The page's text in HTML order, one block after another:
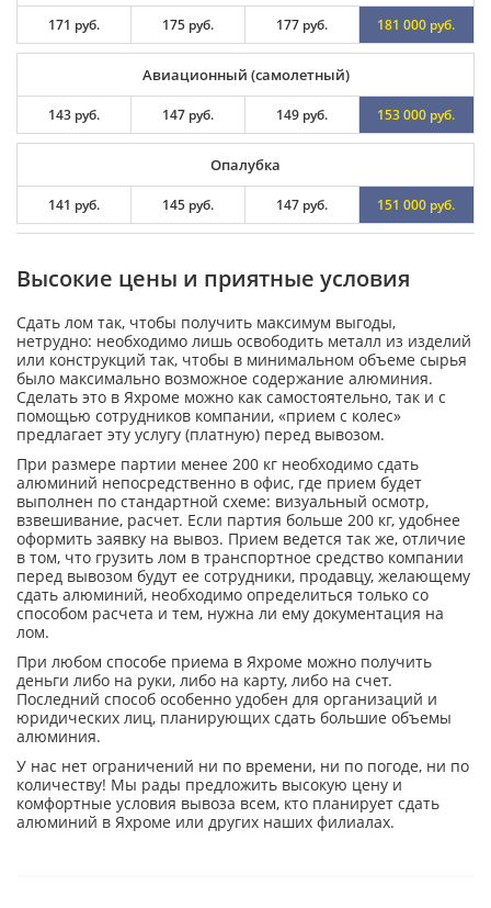
171 руб. 175 руб. 177 руб. 181 000 руб.
Авиационный (самолетный)
143 руб. 147 руб. 149 руб. 153 000 руб.
Опалубка
141 руб. 145 руб. 147 руб. 151 000 руб.
Высокие цены и приятные условия
Сдать лом так, чтобы получить максимум выгоды,
нетрудно: необходимо лишь освободить металл из изделий
или конструкций так, чтобы в минимальном объеме сырья
было максимально возможное содержание алюминия.
Сделать это в Яхроме можно как самостоятельно, так и с
помощью сотрудников компании, «прием с колес»
предлагает эту услугу (платную) перед вывозом.
При размере партии менее 200 кг необходимо сдать
алюминий непосредственно в офис, где прием будет
выполнен по стандартной схеме: визуальный осмотр,
взвешивание, расчет. Если партия больше 200 кг, удобнее
оформить заявку на вывоз. Прием ведется так же, отличие
в том, что грузить лом в транспортное средство компании
перед вывозом будут ее сотрудники, продавцу, желающему
сдать алюминий, необходимо определиться только со
способом расчета и тем, нужна ли ему документация на
лом.
При любом способе приема в Яхроме можно получить
деньги либо на руки, либо на карту, либо на счет.
Последний способ особенно удобен для организаций и
юридических лиц, планирующих сдать большие объемы
алюминия.
У нас нет ограничений ни по времени, ни по погоде, ни по
количеству! Мы рады предложить высокую цену и
комфортные условия вывоза всем, кто планирует сдать
алюминий в Яхроме или других наших филиалах.